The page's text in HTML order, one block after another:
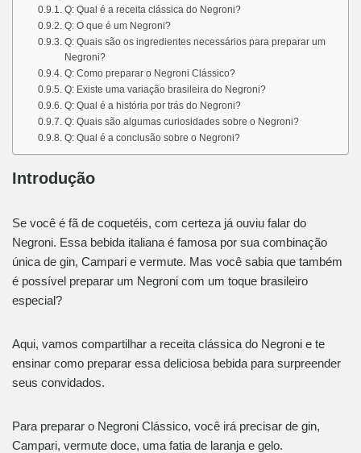
Q: Qual é a receita clássica do Negroni?
Q: O que é um Negroni?
Q: Quais são os ingredientes necessários para preparar um
Negroni?
Q: Como preparar o Negroni Clássico?
Q: Existe uma variação brasileira do Negroni?
Q: Qual é a história por trás do Negroni?
Q: Quais são algumas curiosidades sobre o Negroni?
Q: Qual é a conclusão sobre o Negroni?
Introdução
Se você é fã de coquetéis, com certeza já ouviu falar do
Negroni. Essa bebida italiana é famosa por sua combinação
única de gin, Campari e vermute. Mas você sabia que também
é possível preparar um Negroni com um toque brasileiro
especial?
Aqui, vamos compartilhar a receita clássica do Negroni e te
ensinar como preparar essa deliciosa bebida para surpreender
seus convidados.
Para preparar o Negroni Clássico, você irá precisar de gin,
Campari, vermute doce, uma fatia de laranja e gelo.